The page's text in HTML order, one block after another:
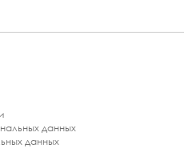
данных
данных